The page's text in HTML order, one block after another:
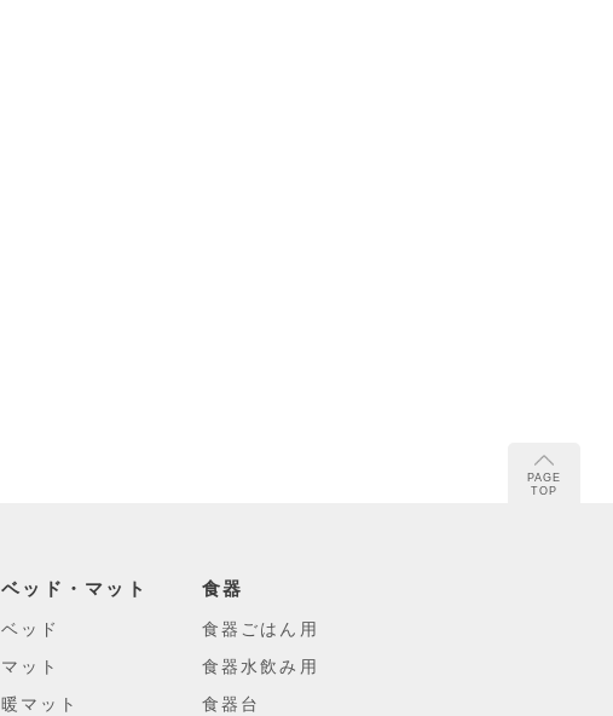
PAGE
TOP
ベッド・マット
ベッド
マット
暖マット
食器
食器ごはん用
食器水飲み用
食器台